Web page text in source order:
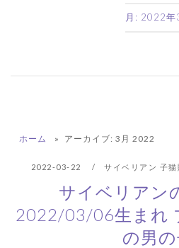
月: 2022年
ホーム » アーカイブ: 3月 2022
2022-03-22 サイベリアン 子猫
サイベリアン
2022/03/06生まれ
の男